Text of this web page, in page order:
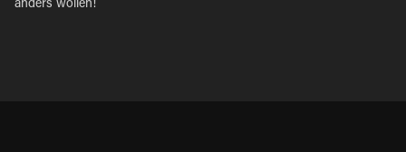
anders wollen!